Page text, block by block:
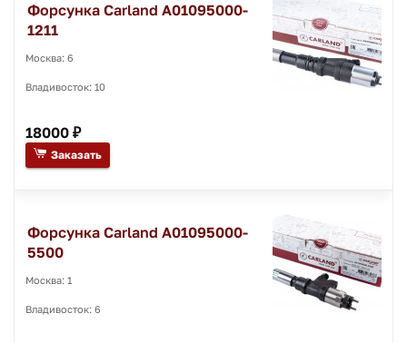
Форсунка Carland A01095000-
1211
Москва: 6
Владивосток: 10
18000 ₽
Заказать
Форсунка Carland A01095000-
5500
Москва: 1
Владивосток: 6